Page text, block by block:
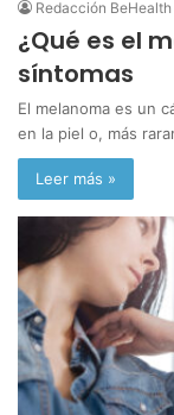
Redacción BeHealth
¿Qué es el
síntomas
El melanoma es un
en la piel o, más
Leer más »